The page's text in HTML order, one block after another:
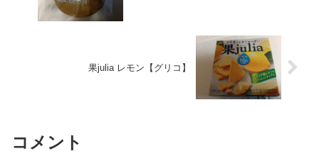
果julia レモン【グリコ】
コメント